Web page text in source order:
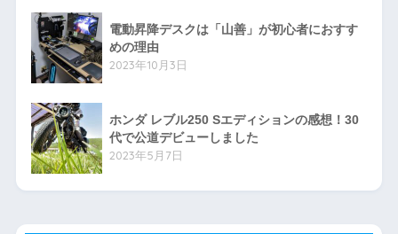
電動昇降デスクは「山善」が初心者におすす
めの理由
2023年10月3日
ホンダ レブル250 Sエディションの感想！30
代で公道デビューしました
2023年5月7日